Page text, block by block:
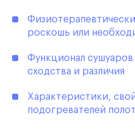
роскошь или
Функционал
сходства и различия
Характеристики,
подогревателей